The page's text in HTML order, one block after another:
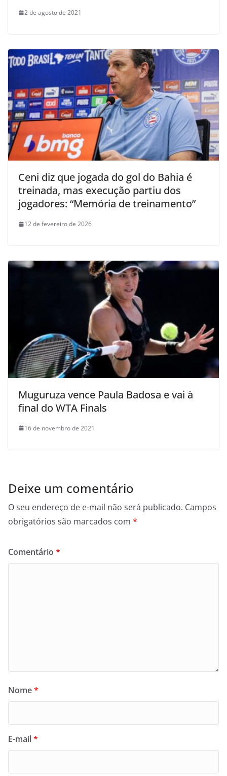
2 de agosto de 2021
Ceni diz que jogada do gol do Bahia é
treinada, mas execução partiu dos
jogadores: “Memória de treinamento”
12 de fevereiro de 2026
Muguruza vence Paula Badosa e vai à
final do WTA Finals
16 de novembro de 2021
Deixe um comentário
O seu endereço de e-mail não será publicado. Campos
obrigatórios são marcados com *
Comentário *
Nome*
E-mail*